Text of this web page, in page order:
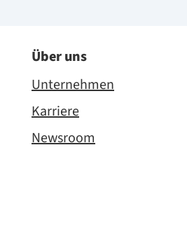
Über uns
Unternehmen
Karriere
Newsroom